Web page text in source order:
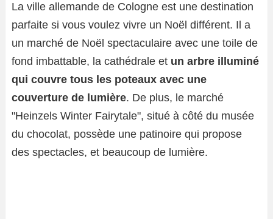
La ville allemande de Cologne est une destination
parfaite si vous voulez vivre un Noël différent. Il a
un marché de Noël spectaculaire avec une toile de
fond imbattable, la cathédrale et un arbre illuminé
qui couvre tous les poteaux avec une
couverture de lumière. De plus, le marché
"Heinzels Winter Fairytale", situé à côté du musée
du chocolat, possède une patinoire qui propose
des spectacles, et beaucoup de lumière.